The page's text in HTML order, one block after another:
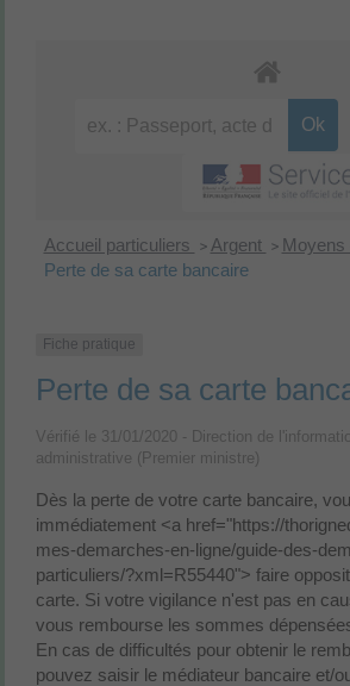
Accueil particuliers > Argent > Moyens
Perte de sa carte bancaire
Fiche pratique
Perte de sa carte
Vérifié le 31/01/2020 - Direction de
administrative (Premier ministre)
Dès la perte de votre carte bancaire,
immédiatement <a href="https://
mes-demarches-en-ligne/guide-des-
particuliers/?xml=R55440"> faire
carte. Si votre vigilance n'est pas en
vous rembourse les sommes
En cas de difficultés pour obtenir le
pouvez saisir le médiateur bancaire et/